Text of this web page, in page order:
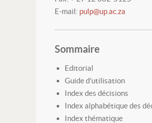
E-mail: pulp@up.ac.za
Sommaire
Editorial
Guide d’utilisation
Index des décisions
Index alphabétique des
Index thématique